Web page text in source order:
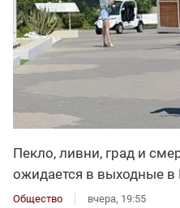
Пекло, ливни, град и
ожидается в выходные в
Общество вчера, 19:55